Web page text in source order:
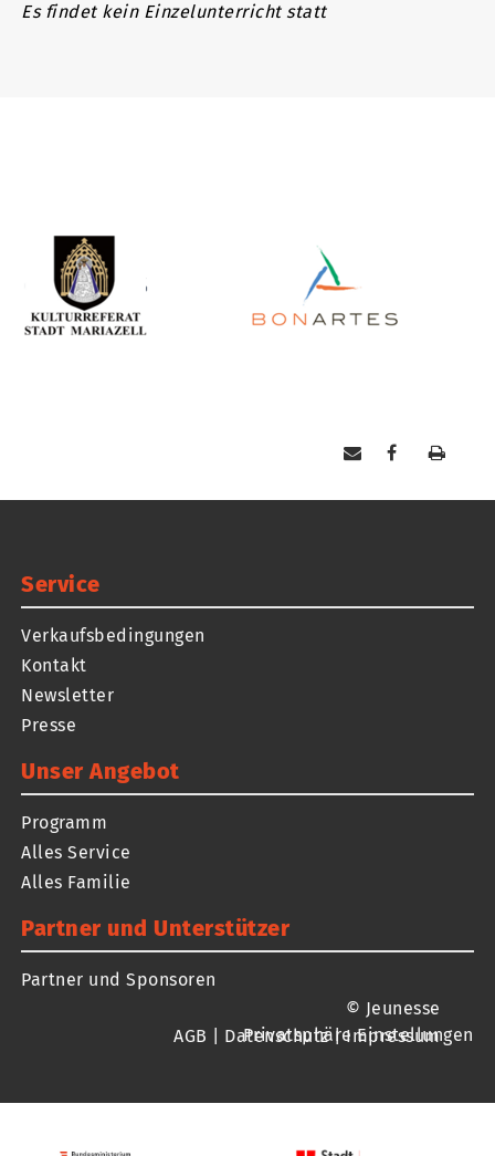
Es findet kein Einzelunterricht statt
Service
Verkaufsbedingungen
Kontakt
Newsletter
Presse
Unser Angebot
Programm
Alles Service
Alles Familie
Partner und Unterstützer
Partner und Sponsoren
© Jeunesse
AGB
Datenschutz|Impressum
Privatsphäre Einstellungen